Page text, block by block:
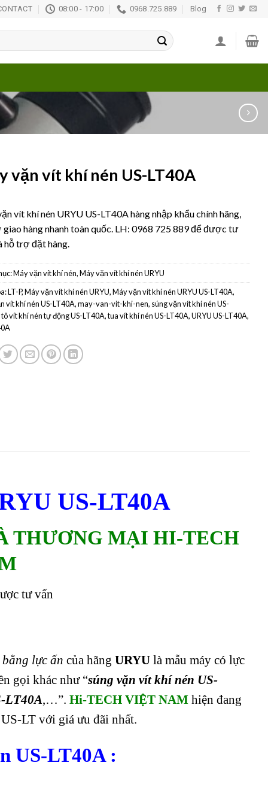
08:00 - 17:00 0968.725.889 Blog
vặn vít khí nén US-LT40A
vít khí nén URYU US-LT40A hàng nhập khẩu chính hãng,
hàng nhanh toàn quốc. LH: 0968 725 889 để được tư
hỗ trợ đặt hàng.
Máy vặn vít khí nén,Máy vặn vít khí nén URYU
LT-P,Máy vặn vít khí nén URYU,Máy vặn vít khí nén URYU US-LT40A,
vít khí nén US-LT40A,may-van-vit-khi-nen, súng vặn vít khí nén US-
tô vít khí nén tự động US-LT40A,tua vít khí nén US-LT40A,URYU US-LT40A,
US-LT40A
THƯƠNG MẠI HI-TECH
tư vấn
lực ấn của hãng URYU là mẫu máy có lực
gọi khác như “súng vặn vít khí nén US-
LT40A,…”. Hi-TECH VIỆT NAM hiện đang
LT với giá ưu đãi nhất.
US-LT40A :